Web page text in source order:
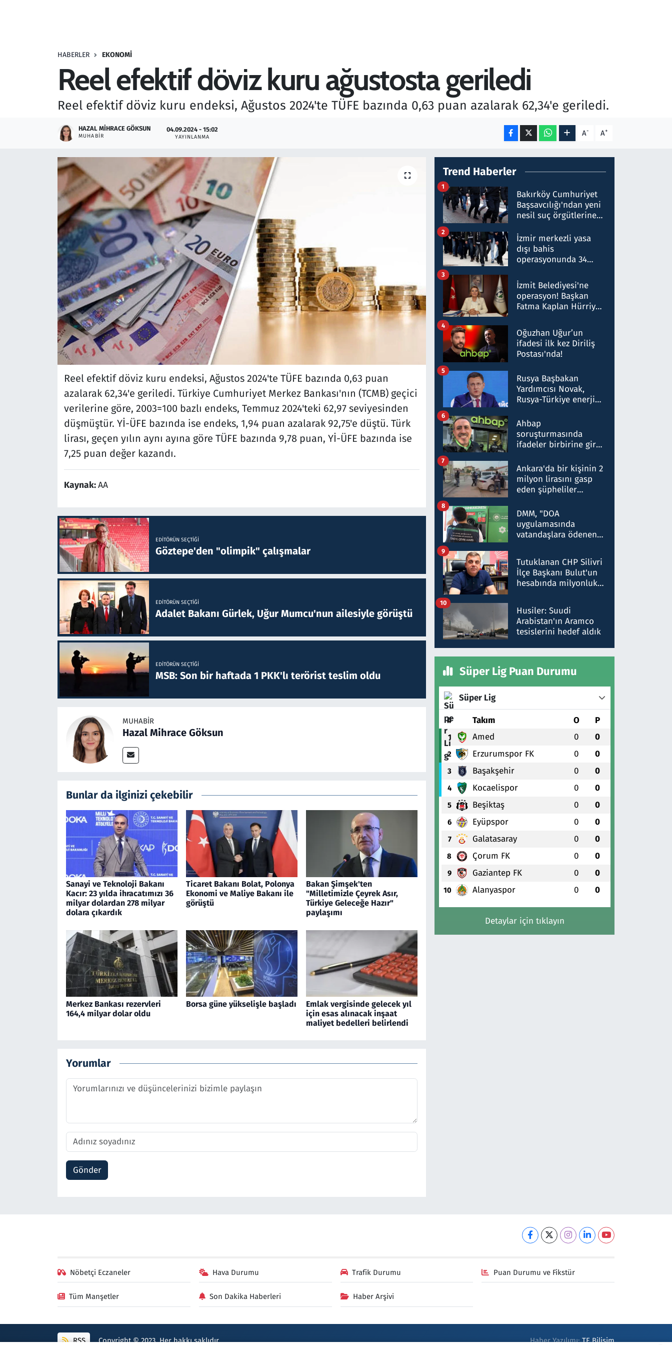
HABERLER EKONOMI
Reel efektif döviz kuru ağustosta geriledi
Reel efektif döviz kuru endeksi, Ağustos 2024'te TÜFE bazında 0,63 puan azalarak 62,34'e geriledi.
HAZAL MIHRACE GÖKSUN
MUHABIR
04.09.2024 - 15:02
YAYINLANMA A- A+
Reel efektif döviz kuru endeksi, Ağustos 2024'te TÜFE bazında 0,63 puan
azalarak 62,34'e geriledi. Türkiye Cumhuriyet Merkez Bankası'nın (TCMB) geçici
verilerine göre, 2003=100 bazlı endeks, Temmuz 2024'teki 62,97 seviyesinden
düşmüştür. Yİ-ÜFE bazında ise endeks, 1,94 puan azalarak 92,75'e düştü. Türk
lirası, geçen yılın aynı ayına göre TÜFE bazında 9,78 puan, Yİ-ÜFE bazında ise
7,25 puan değer kazandı.
Kaynak:AA
EDITÖRÜN SEÇTIĞI
Göztepe'den "olimpik" çalışmalar
EDITÖRÜN SEÇTIĞI
Adalet Bakanı Gürlek, Uğur Mumcu'nun ailesiyle görüştü
EDITÖRÜN SEÇTIĞI
MSB: Son bir haftada 1 PKK'lı terörist teslim oldu
MUHABIR
Hazal Mihrace Göksun
Bunlar da ilginizi çekebilir
Sanayi ve Teknoloji Bakanı
Kacır: 23 yılda ihracatımızı 36
milyar dolardan 278 milyar
dolara çıkardık
Ticaret Bakanı Bolat, Polonya
Ekonomi ve Maliye Bakanı ile
görüştü
Bakan Şimşek'ten
"Milletimizle Çeyrek Asır,
Türkiye Geleceğe Hazır"
paylaşımı
Merkez Bankası rezervleri
164,4 milyar dolar oldu
Borsa güne yükselişle başladı
Emlak vergisinde gelecek yıl
için esas alınacak inşaat
maliyet bedelleri belirlendi
Yorumlar
Gönder
Trend Haberler
Bakırköy Cumhuriyet
Başsavcılığı'ndan yeni
nesil suç örgütlerine
hakkında gözaltı kararı
1
İzmir merkezli yasa
dışı bahis
operasyonunda 34
Milyar liralık para
trafiği tespit edildi
2
İzmit Belediyesi'ne
operasyon! Başkan
Fatma Kaplan Hürriyet
3
Oğuzhan Uğur’un
ifadesi ilk kez Diriliş
Postası'nda!
4
Rusya Başbakan
Yardımcısı Novak,
Rusya-Türkiye enerji
nitelikte olduğunu
belirtti
5
Ahbap
soruşturmasında
ifadeler birbirine girdi:
ifadelerinden ortaya
çıkan tablo şok etti
6
Ankara'da bir kişinin 2
milyon lirasını gasp
eden şüpheliler
7
DMM, "DOA
uygulamasında
vatandaşlara ödenen
düşürüldüğü" iddiasını
yalanladı
8
Tutuklanan CHP Silivri
İlçe Başkanı Bulut'un
hesabında milyonluk
talimat verdi, ben
gönderdim
9
Husiler: Suudi
Arabistan'ın Aramco
tesislerini hedef aldık
10
Süper Lig Puan Durumu
Süper Lig
# Takım O P
1 Amed 0 0
2 Erzurumspor FK 0 0
3 Başakşehir 0 0
4 Kocaelispor 0 0
5 Beşiktaş 0 0
6 Eyüpspor 0 0
7 Galatasaray 0 0
8 Çorum FK 0 0
9 Gaziantep FK 0 0
10 Alanyaspor 0 0
Detaylar için tıklayın
Nöbetçi Eczaneler Hava Durumu Trafik Durumu Puan Durumu ve Fikstür
Tüm Manşetler Son Dakika Haberleri Haber Arşivi
RSS Copyright © 2023. Her hakkı saklıdır. Haber Yazılımı:TE Bilişim
Savunma Sanayi
Seçim 2023
Teknoloji ve Bilim
Televizyon